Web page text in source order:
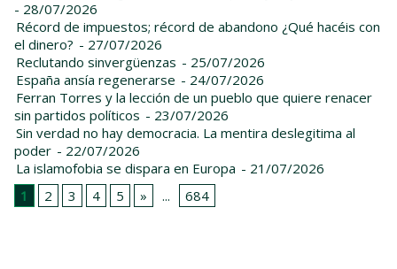
- 28/07/2026
Récord de impuestos; récord de abandono ¿Qué hacéis con
el dinero? - 27/07/2026
Reclutando sinvergüenzas - 25/07/2026
España ansía regenerarse - 24/07/2026
Ferran Torres y la lección de un pueblo que quiere renacer
sin partidos políticos - 23/07/2026
Sin verdad no hay democracia. La mentira deslegitima al
poder - 22/07/2026
La islamofobia se dispara en Europa - 21/07/2026
1
2 3 4 5 » ... 684